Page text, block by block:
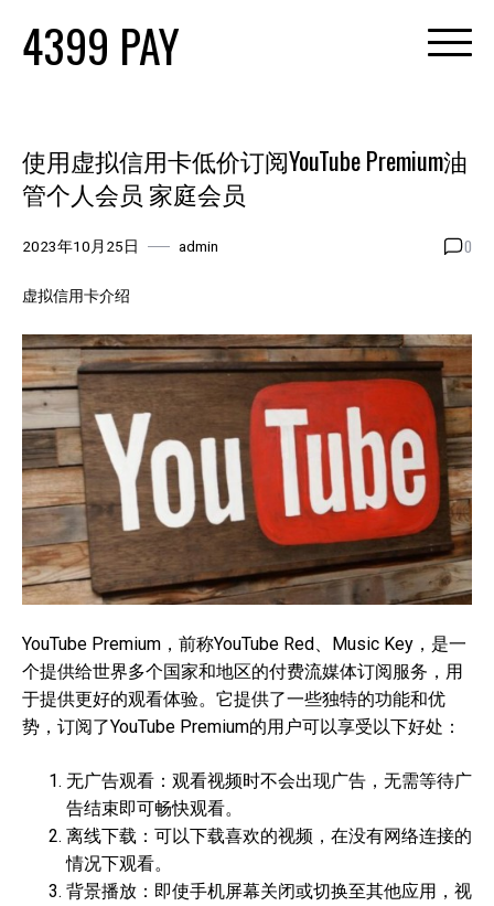
content
4399 PAY
使用虚拟信用卡低价订阅YouTube Premium油
管个人会员 家庭会员
2023年10月25日 admin 0
虚拟信用卡介绍
YouTube Premium，前称YouTube Red、Music Key，是一
个提供给世界多个国家和地区的付费流媒体订阅服务，用
于提供更好的观看体验。它提供了一些独特的功能和优
势，订阅了YouTube Premium的用户可以享受以下好处：
无广告观看：观看视频时不会出现广告，无需等待广
告结束即可畅快观看。
离线下载：可以下载喜欢的视频，在没有网络连接的
情况下观看。
背景播放：即使手机屏幕关闭或切换至其他应用，视